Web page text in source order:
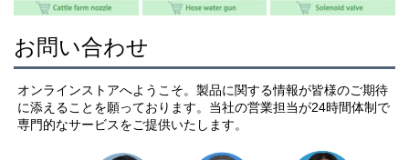
お問い合わせ
オンラインストアへようこそ。製品に関する情報が皆様のご期待
に添えることを願っております。当社の営業担当が24時間体制で
専門的なサービスをご提供いたします。